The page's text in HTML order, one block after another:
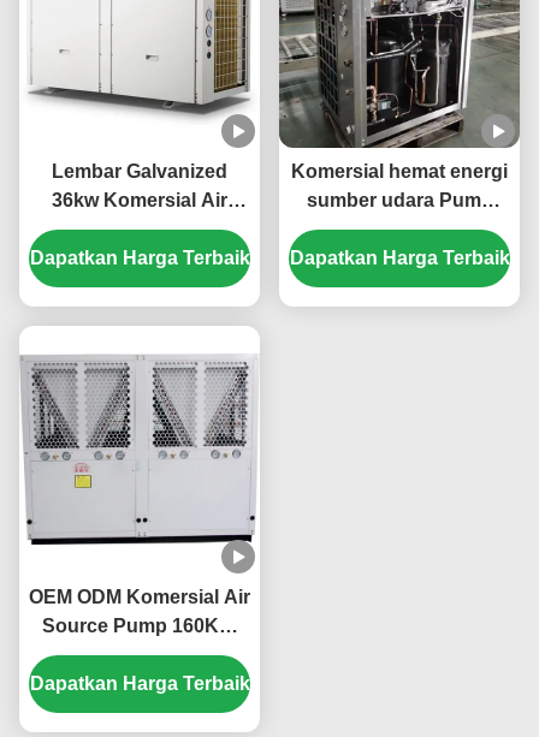
Lembar Galvanized
36kw Komersial Air
Sumber Pump Panas
Untuk Stasiun Listrik
Mobil
Dapatkan Harga Terbaik
Komersial hemat energi
sumber udara Pump
panas 20kw Low Noise
Dapatkan Harga Terbaik
OEM ODM Komersial Air
Source Pump 160KW
ramah lingkungan
Dapatkan Harga Terbaik